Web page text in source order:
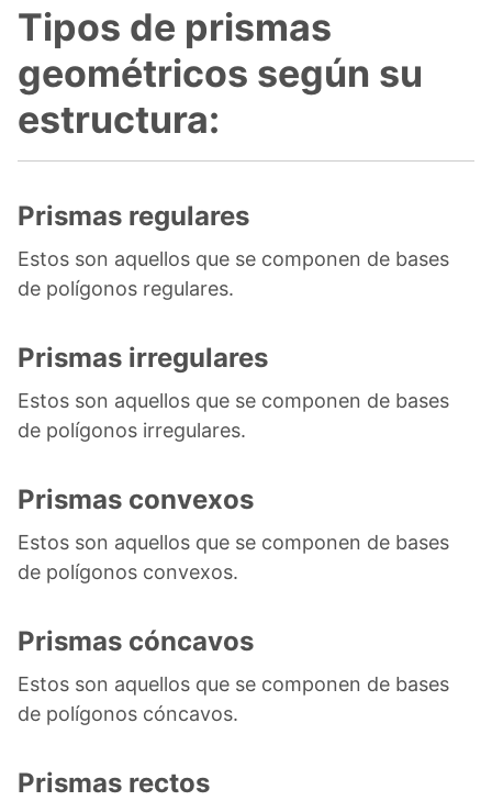
Tipos de prismas
geométricos según su
estructura:
Prismas regulares
Estos son aquellos que se componen de bases
de polígonos regulares.
Prismas irregulares
Estos son aquellos que se componen de bases
de polígonos irregulares.
Prismas convexos
Estos son aquellos que se componen de bases
de polígonos convexos.
Prismas cóncavos
Estos son aquellos que se componen de bases
de polígonos cóncavos.
Prismas rectos